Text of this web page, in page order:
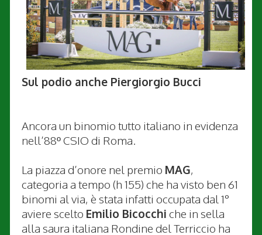
Sul podio anche Piergiorgio Bucci
Ancora un binomio tutto italiano in evidenza
nell’88º CSIO di Roma.
La piazza d’onore nel premio MAG,
categoria a tempo (h 155) che ha visto ben 61
binomi al via, è stata infatti occupata dal 1°
aviere scelto Emilio Bicocchi che in sella
alla saura italiana Rondine del Terriccio ha